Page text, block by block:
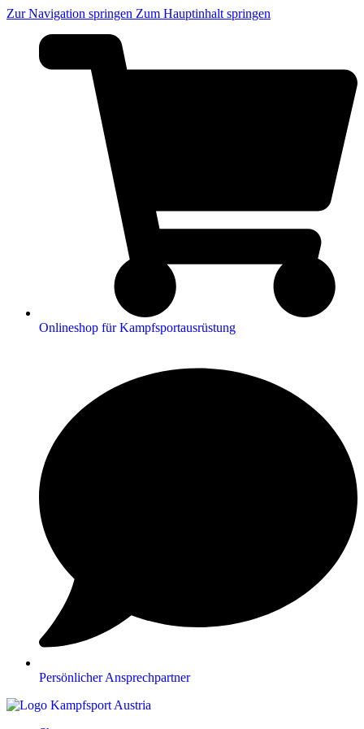
Zur Navigation springen Zum Hauptinhalt springen
Onlineshop für Kampfsportausrüstung
Persönlicher Ansprechpartner